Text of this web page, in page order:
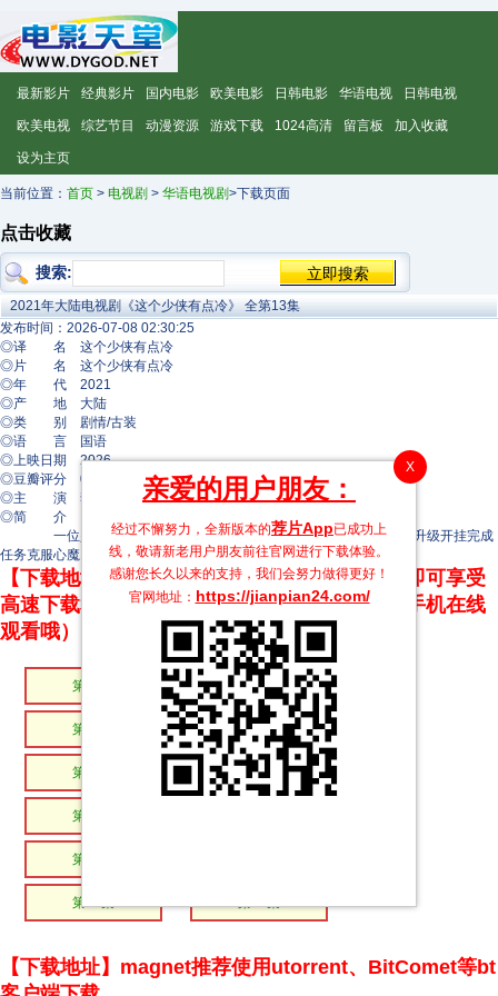
最新影片 经典影片 国内电影 欧美电影 日韩电影 华语电视 日韩电视
欧美电视 综艺节目 动漫资源 游戏下载 1024高清 留言板 加入收藏
设为主页
当前位置： 首页 > 电视剧 > 华语电视剧>下载页面
点击收藏
搜索:
X
亲爱的用户朋友：
经过不懈努力，全新版本的荐片App已成功上
线，敬请新老用户朋友前往官网进行下载体验。
感谢您长久以来的支持，我们会努力做得更好！
官网地址： https://jianpian24.com/
2021年大陆电视剧《这个少侠有点冷》 全第13集
发布时间：2026-07-08 02:30:25
◎译 名 这个少侠有点冷
◎片 名 这个少侠有点冷
◎年 代 2021
◎产 地 大陆
◎类 别 剧情/古装
◎语 言 国语
◎上映日期 2026
◎豆瓣评分 0.0
◎主 演 李菲
◎简 介
一位少女游戏少女然穿越进游戏当中，化身反派尹二三，一路升级开挂完成
任务克服心魔，攻略小师弟产生感情的浪漫甜宠剧。
【下载地址】本站专属下载器：点击下方链接 即可享受
高速下载和在线播放 专治迅雷无法下载（支持手机在线
观看哦）
第13集 第12集
第11集 第10集
第09集 第07集
第06集
第04集
第02集 第01集
【下载地址】magnet推荐使用utorrent、BitComet等bt